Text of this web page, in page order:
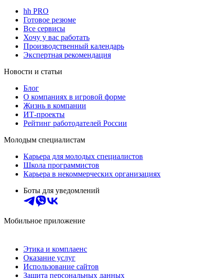
hh PRO
Готовое резюме
Все сервисы
Хочу у вас работать
Производственный календарь
Экспертная рекомендация
Новости и статьи
Блог
О компаниях в игровой форме
Жизнь в компании
ИТ-проекты
Рейтинг работодателей России
Молодым специалистам
Карьера для молодых специалистов
Школа программистов
Карьера в некоммерческих организациях
Боты для уведомлений
Мобильное приложение
Этика и комплаенс
Оказание услуг
Использование сайтов
Защита персональных данных